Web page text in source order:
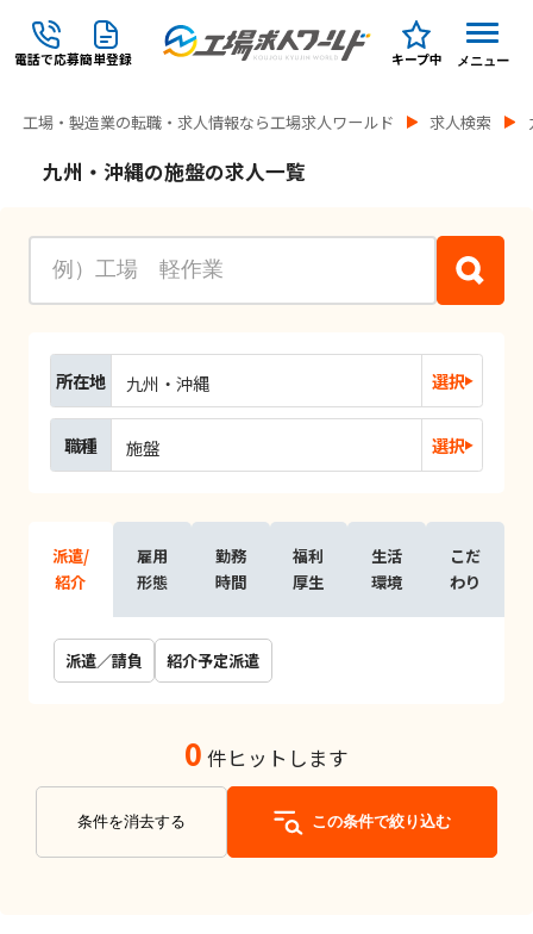
電話で応募簡単登録 キープ中 メニュー
工場・製造業の転職・求人情報なら工場求人ワールド 求人検索
九州・沖縄の施盤の求人一覧
所在地 九州・沖縄 選択
職種 施盤 選択
派遣/
紹介
雇用
形態
勤務
時間
福利
厚生
生活
環境
こだ
わり
派遣／請負 紹介予定派遣
0 件ヒットします
条件を消去する この条件で絞り込む